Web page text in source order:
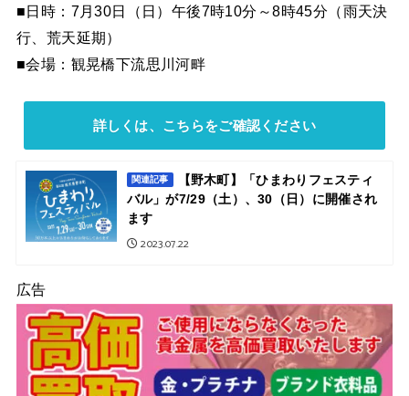
■日時：7月30日（日）午後7時10分～8時45分（雨天決
行、荒天延期）
■会場：観晃橋下流思川河畔
詳しくは、こちらをご確認ください
関連記事
【野木町】「ひまわりフェスティ
バル」が7/29（土）、30（日）に開催され
ます
2023.07.22
広告